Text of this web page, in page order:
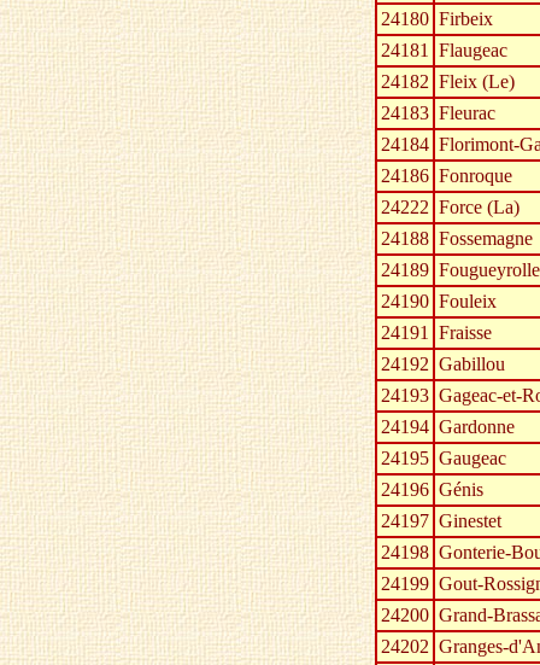
24180 Firbeix
24181 Flaugeac
24182 Fleix (Le)
24183 Fleurac
24184 Florimont-
24186 Fonroque
24222 Force (La)
24188 Fossemagne
24189
24190 Fouleix
24191 Fraisse
24192 Gabillou
24193 Gageac-et-
24194 Gardonne
24195 Gaugeac
24196 Génis
24197 Ginestet
24198 Gonterie-
24199 Gout-
24200 Grand-
24202 Granges-